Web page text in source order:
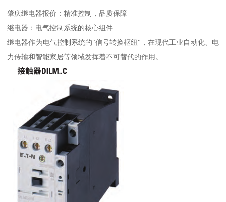
肇庆继电器报价：精准控制，品质保障
继电器：电气控制系统的核心组件
继电器作为电气控制系统的"信号转换枢纽"，在现代工业自动化、电
力传输和智能家居等领域发挥着不可替代的作用。